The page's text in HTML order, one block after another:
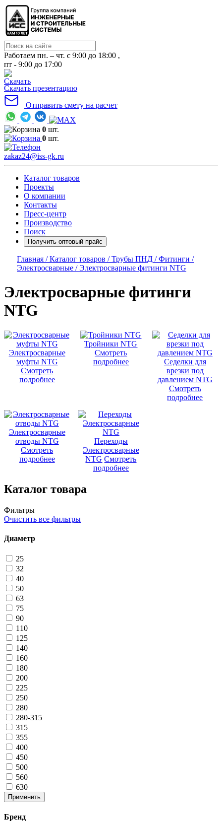
Работаем пн. – чт. с 9:00 до 18:00 ,
пт - 9:00 до 17:00
Скачать презентацию
Отправить смету на расчет
0 шт.
0 шт.
zakaz24@iss-gk.ru
Каталог товаров
Проекты
О компании
Контакты
Пресс-центр
Производство
Поиск
Получить оптовый прайс
Главная /Каталог товаров /Трубы ПНД /Фитинги /
Электросварные /Электросварные фитинги NTG
Электросварные фитинги
NTG
Электросварные
муфты NTG
Смотреть
подробнее
Тройники NTG
Смотреть
подробнее
Седелки для
врезки под
давлением NTG
Смотреть
подробнее
Электросварные
отводы NTG
Смотреть
подробнее
Переходы
Электросварные
NTG Смотреть
подробнее
Каталог товара
Фильтры
Очистить все фильтры
Диаметр
25
32
40
50
63
75
90
110
125
140
160
180
200
225
250
280
280-315
315
355
400
450
500
560
630
Применить
Бренд